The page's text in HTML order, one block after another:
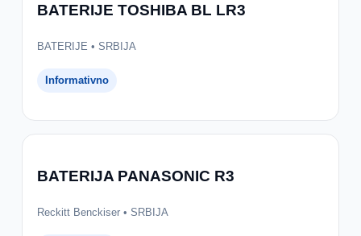
BATERIJE TOSHIBA BL LR3
BATERIJE • SRBIJA
Informativno
BATERIJA PANASONIC R3
Reckitt Benckiser • SRBIJA